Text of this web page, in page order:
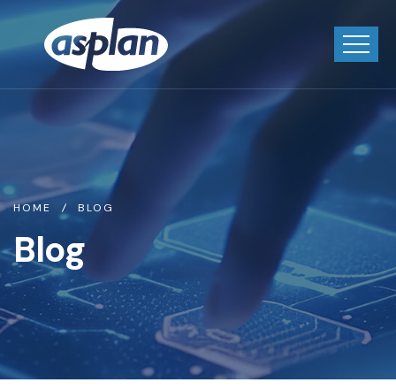
HOME BLOG
Blog